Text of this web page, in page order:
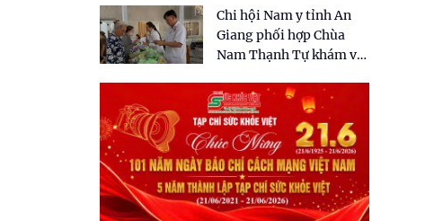
dân tại xã Tân Tập
Chi hội Nam y tỉnh An
Giang phối hợp Chùa
Nam Thạnh Tự khám và
nhân dân